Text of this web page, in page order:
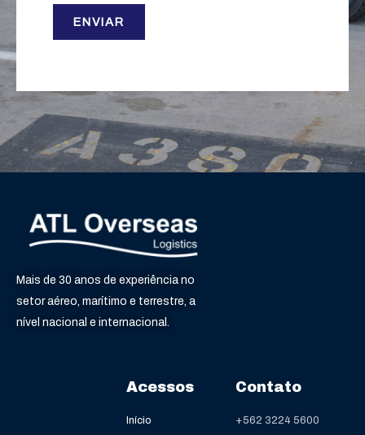
Mais de 30 anos de experiência no
setor aéreo, marítimo e terrestre, a
nível nacional e internacional.
Acessos
Início
Contato
+562 3224 5600